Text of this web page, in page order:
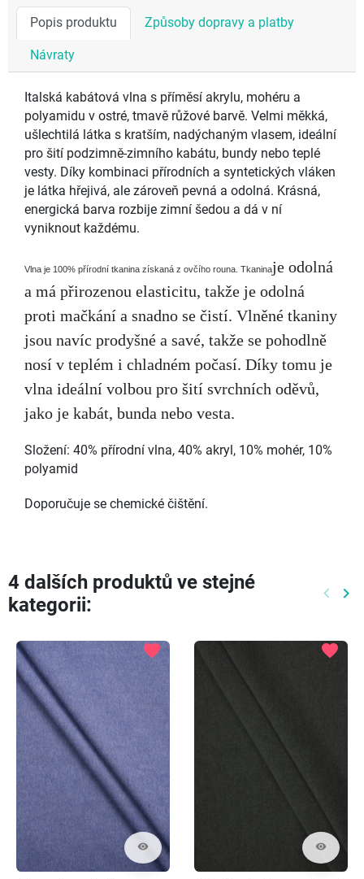
Popis produktu Způsoby dopravy a platby
Návraty
Italská kabátová vlna s příměsí akrylu, mohéru a
polyamidu v ostré, tmavě růžové barvě. Velmi měkká,
ušlechtilá látka s kratším, nadýchaným vlasem, ideální
pro šití podzimně-zimního kabátu, bundy nebo teplé
vesty. Díky kombinaci přírodních a syntetických vláken
je látka hřejivá, ale zároveň pevná a odolná. Krásná,
energická barva rozbije zimní šedou a dá v ní
vyniknout každému.
Vlna je 100% přírodní tkanina získaná z ovčího rouna. Tkaninaje odolná
a má přirozenou elasticitu, takže je odolná
proti mačkání a snadno se čistí. Vlněné tkaniny
jsou navíc prodyšné a savé, takže se pohodlně
nosí v teplém i chladném počasí. Díky tomu je
vlna ideální volbou pro šití svrchních oděvů,
jako je kabát, bunda nebo vesta.
Složení: 40% přírodní vlna, 40% akryl, 10% mohér, 10%
polyamid
Doporučuje se chemické čištění.
4 dalších produktů ve stejné
kategorii:
keyboard_arrow_left keyboard_arrow_right
visibility
favorite
visibility
favorite